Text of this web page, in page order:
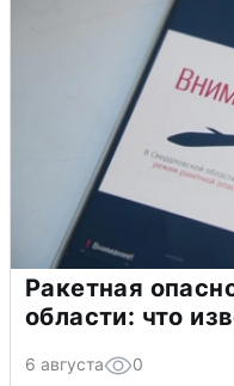
Ракетная
области: что
6 августа 0